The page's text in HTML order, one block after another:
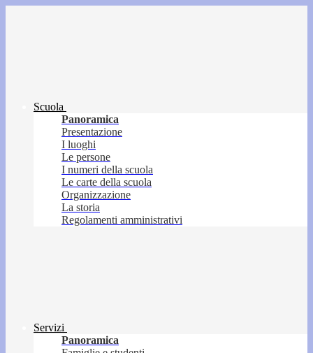
Scuola
Panoramica
Presentazione
I luoghi
Le persone
I numeri della scuola
Le carte della scuola
Organizzazione
La storia
Regolamenti amministrativi
Servizi
Panoramica